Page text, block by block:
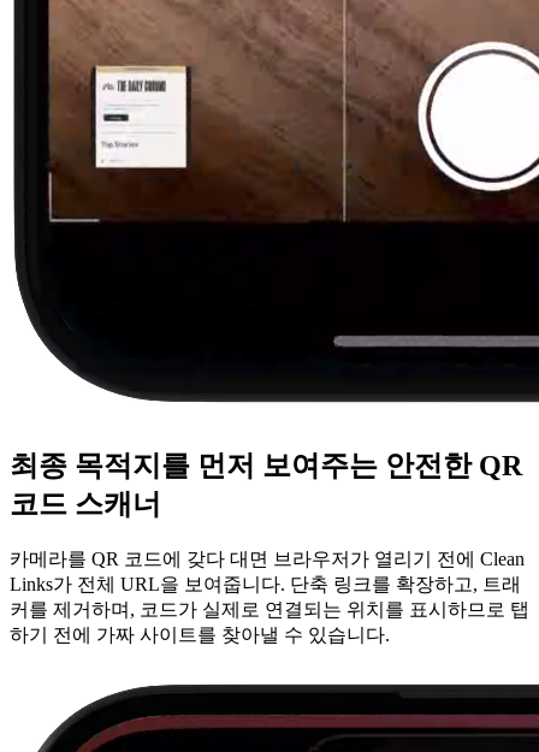
최종 목적지를 먼저 보여주는 안전한 QR
코드 스캐너
카메라를 QR 코드에 갖다 대면 브라우저가 열리기 전에 Clean
Links가 전체 URL을 보여줍니다. 단축 링크를 확장하고, 트래
커를 제거하며, 코드가 실제로 연결되는 위치를 표시하므로 탭
하기 전에 가짜 사이트를 찾아낼 수 있습니다.